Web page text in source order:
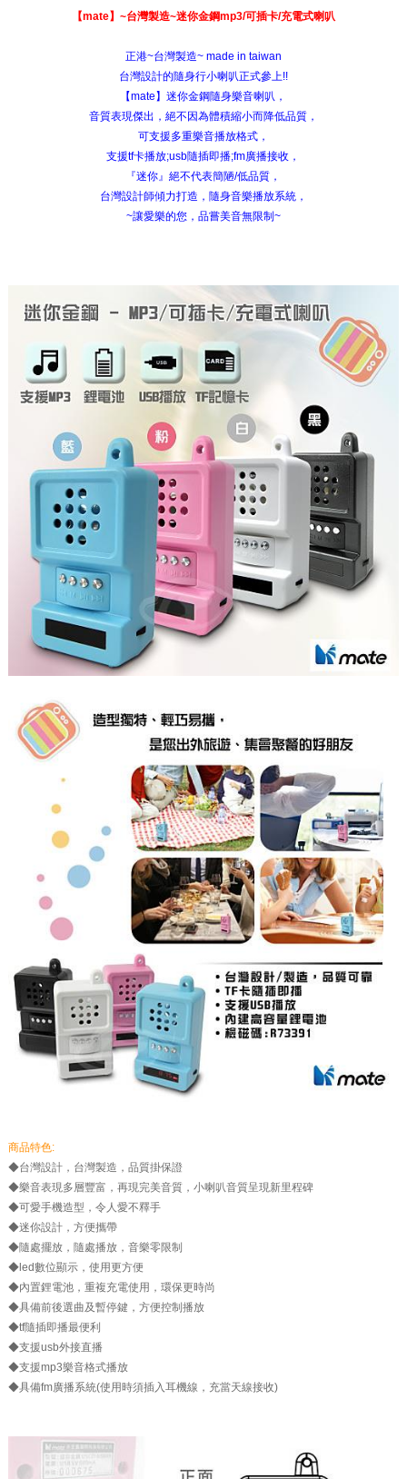
【mate】~台灣製造~迷你金鋼mp3/可插卡/充電式喇叭
正港~台灣製造~ made in taiwan
台灣設計的隨身行小喇叭正式參上!!
【mate】迷你金鋼隨身樂音喇叭，
音質表現傑出，絕不因為體積縮小而降低品質，
可支援多重樂音播放格式，
支援tf卡播放;usb隨插即播;fm廣播接收，
『迷你』絕不代表簡陋/低品質，
台灣設計師傾力打造，隨身音樂播放系統，
~讓愛樂的您，品嘗美音無限制~
商品特色:
◆台灣設計，台灣製造，品質掛保證
◆樂音表現多層豐富，再現完美音質，小喇叭音質呈現新里程碑
◆可愛手機造型，令人愛不釋手
◆迷你設計，方便攜帶
◆隨處擺放，隨處播放，音樂零限制
◆led數位顯示，使用更方便
◆內置鋰電池，重複充電使用，環保更時尚
◆具備前後選曲及暫停鍵，方便控制播放
◆tf隨插即播最便利
◆支援usb外接直播
◆支援mp3樂音格式播放
◆具備fm廣播系統(使用時須插入耳機線，充當天線接收)